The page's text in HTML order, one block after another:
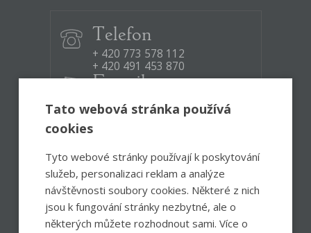
Telefon
+ 420 773 578 112
+ 420 491 453 870
E-mail
infocentrum@ceskoskalicko.cz
8:30 – 12:00, 12:30 – 17:00
8:00 – 13:00
FacebookInstagram
Tato webová stránka používá
cookies
Tyto webové stránky používají k poskytování
služeb, personalizaci reklam a analýze
návštěvnosti soubory cookies. Některé z nich
jsou k fungování stránky nezbytné, ale o
některých můžete rozhodnout sami. Více o